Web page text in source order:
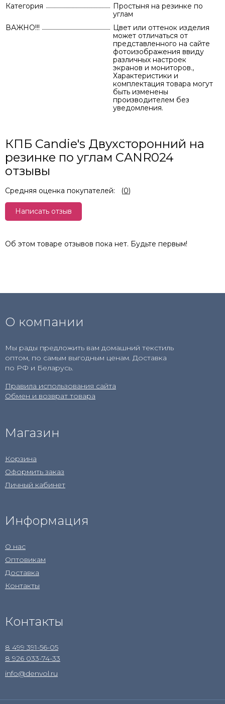
Категория
Простыня на резинке по
углам
ВАЖНО!!!
Цвет или оттенок изделия
может отличаться от
представленного на сайте
фотоизображения ввиду
различных настроек
экранов и мониторов.,
Характеристики и
комплектация товара могут
быть изменены
производителем без
уведомления.
КПБ Candie's Двухсторонний на
резинке по углам CANR024
отзывы
Средняя оценка покупателей: (0)
Написать отзыв
Об этом товаре отзывов пока нет. Будьте первым!
О компании
Мы рады предложить вам домашний текстиль
оптом, по самым выгодным ценам. Доставка
по РФ и Беларусь.
Правила использования сайта
Обмен и возврат товара
Магазин
Корзина
Оформить заказ
Личный кабинет
Информация
О нас
Оптовикам
Доставка
Контакты
Контакты
8 499 391-56-05
8 926 033-74-33
info@denvol.ru